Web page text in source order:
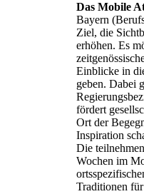
Das Mobile
Bayern
Ziel, die
erhöhen. Es
Einblicke in
geben. Dabei
fördert
Ort der
Inspiration
Die
Wochen im
Traditionen